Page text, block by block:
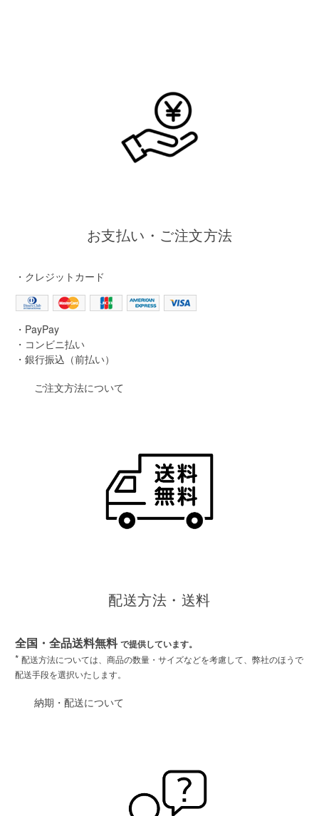
お支払い・ご注文方法
・クレジットカード
・PayPay
・コンビニ払い
・銀行振込（前払い）
ご注文方法について
配送方法・送料
全国・全品送料無料 で提供しています。
* 配送方法については、商品の数量・サイズなどを考慮して、弊社のほうで
配送手段を選択いたします。
納期・配送について